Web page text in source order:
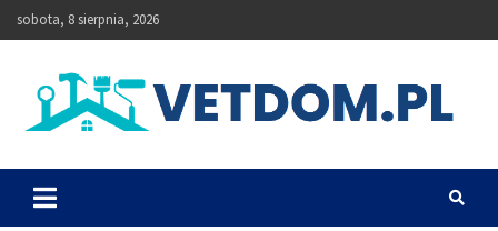
Skip
to
sobota, 8 sierpnia, 2026
Vetdom